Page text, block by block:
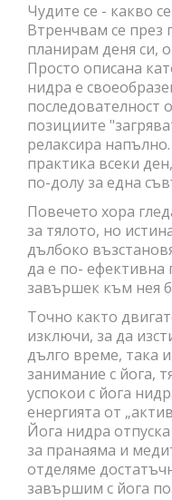
Чудите се - какво
Втренчвам се през
планирам деня си,
Просто описана
нидра е
последователност
позициите
релаксира
практика всеки
по-долу за една
Повечето хора
за тялото, но
дълбоко
да е по- ефективна
завършек към нея
Точно както
изключи, за да
дълго време, така
занимание с йога,
успокои с йога
енергията от
Йога нидра
за пранаяма и
отделяме
завършим с йога